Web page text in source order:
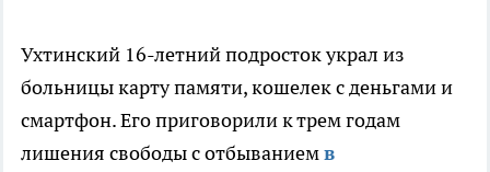
Ухтинский 16-летний подросток украл из
больницы карту памяти, кошелек с деньгами и
смартфон. Его приговорили к трем годам
лишения свободы с отбываниемв